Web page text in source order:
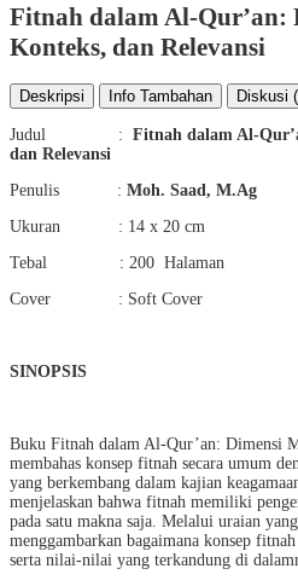
Fitnah dalam Al-Qur’an:
Konteks, dan Relevansi
Deskripsi Info Tambahan Diskusi
Judul : Fitnah dalam Al-
dan Relevansi
Penulis : Moh. Saad, M.Ag
Ukuran : 14 x 20 cm
Tebal : 200 Halaman
Cover : Soft Cover
SINOPSIS
Buku Fitnah dalam Al-Qur’an: Dimensi
membahas konsep fitnah secara umum
yang berkembang dalam kajian
menjelaskan bahwa fitnah memiliki
pada satu makna saja. Melalui uraian
menggambarkan bagaimana konsep
serta nilai-nilai yang terkandung di